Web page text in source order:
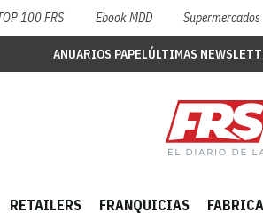
100 FRS Ebook MDD Supermercados
ANUARIOS PAPELÚLTIMAS
RETAILERS FRANQUICIAS